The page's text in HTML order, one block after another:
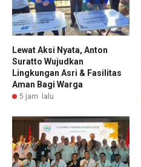
Lewat Aksi Nyata, Anton
Suratto Wujudkan
Lingkungan Asri & Fasilitas
Aman Bagi Warga
5 jam lalu